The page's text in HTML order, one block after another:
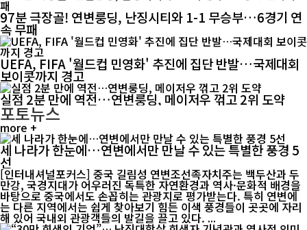
97분 극장골! 연변룽딩, 난징시티와 1-1 무승부…6경기 연
속 무패
UEFA, FIFA '월드컵 민영화' 추진에 집단 반발…국제대회
보이콧까지 경고
실점 2분 만에 역전…연변룽딩, 메이저우 꺾고 2위 도약
포토뉴스
more +
세 나라가 한눈에…연변에서만 만날 수 있는 특별한 풍경 5
선
[인터내셔널포커스] 중국 길림성 연변조선족자치주는 백두산과 두
만강, 국경지대가 어우러진 독특한 자연환경과 역사·문화적 배경을
바탕으로 중국에서도 손꼽히는 관광지로 평가받는다. 특히 연변에
는 다른 지역에서는 쉽게 찾아보기 힘든 이색 풍경들이 곳곳에 자리
해 있어 국내외 관광객들의 발길을 끌고 있다. ...